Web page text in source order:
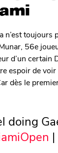
n’est
56e
d’un certain
espoir de
dès le
doing
|